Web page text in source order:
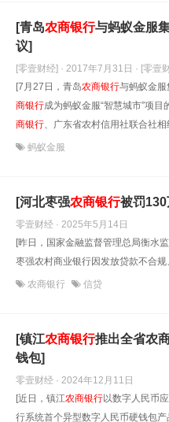
[青岛农商银行与蚂蚁金服
议]
[零壹财经] · 2017年7月31日 · [零壹
[7月27日，青岛农商银行与蚂蚁金
商银行成为蚂蚁金服“智慧城市”项
商银行、广东省农村信用社联合社
蚂蚁金服
[河北枣强农商银行被罚
零壹财经 · 2025年5月14日
[昨日，国家金融监督管理总局衡水
枣强农村商业银行因发放贷款不合
农商银行 信贷
[镇江农商银行推出全省农
钱包]
零壹财经 · 2024年12月11日
[近日，镇江农商银行以数字人民币
行系统首个异型数字人民币硬钱包